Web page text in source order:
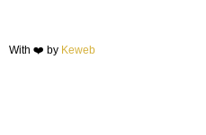
With ❤️ by Keweb